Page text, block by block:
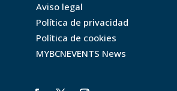
Aviso legal
Política de privacidad
Política de cookies
MYBCNEVENTS News